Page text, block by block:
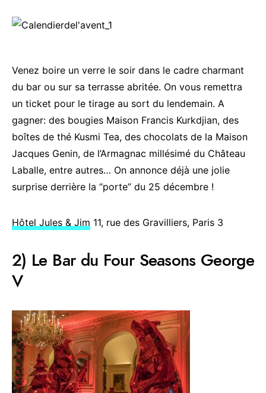
Venez boire un verre le soir dans le cadre charmant
du bar ou sur sa terrasse abritée. On vous remettra
un ticket pour le tirage au sort du lendemain. A
gagner: des bougies Maison Francis Kurkdjian, des
boîtes de thé Kusmi Tea, des chocolats de la Maison
Jacques Genin, de l’Armagnac millésimé du Château
Laballe, entre autres… On annonce déjà une jolie
surprise derrière la “porte” du 25 décembre !
Hôtel Jules & Jim 11, rue des Gravilliers, Paris 3
2) Le Bar du Four Seasons George
V